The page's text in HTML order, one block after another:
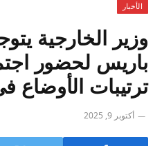
الأخبار
وزير الخارجية
باريس لحضور
ترتيبات
أكتوبر 9, 2025